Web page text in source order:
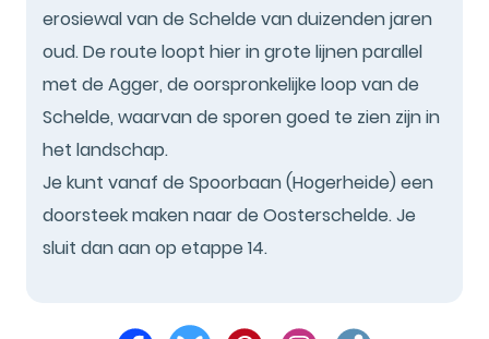
erosiewal van de Schelde van duizenden jaren
oud. De route loopt hier in grote lijnen parallel
met de Agger, de oorspronkelijke loop van de
Schelde, waarvan de sporen goed te zien zijn in
het landschap.
Je kunt vanaf de Spoorbaan (Hogerheide) een
doorsteek maken naar de Oosterschelde. Je
sluit dan aan op etappe 14.